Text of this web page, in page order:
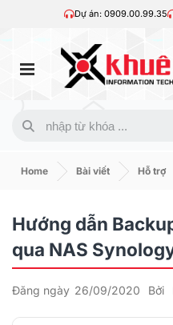
Dự án: 0909.00.99.35
Home Bài viết Hỗ trợ
Hướng dẫn
qua NAS
Đăng ngày 26/09/2020 Bởi